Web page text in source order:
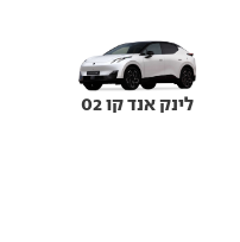
לינק אנד קו 02